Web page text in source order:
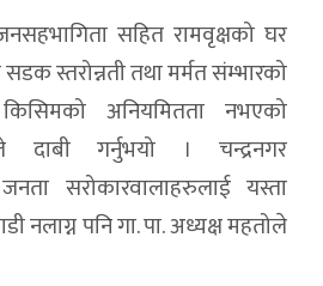
सहित रामवृक्षको घर
स्तरोन्नती तथा मर्मत संम्भारको
अनियमितता नभएको
दाबी गर्नुभयो । चन्द्रनगर
सरोकारवालाहरुलाई यस्ता
नलाग्न पनि गा. पा. अध्यक्ष महतोले